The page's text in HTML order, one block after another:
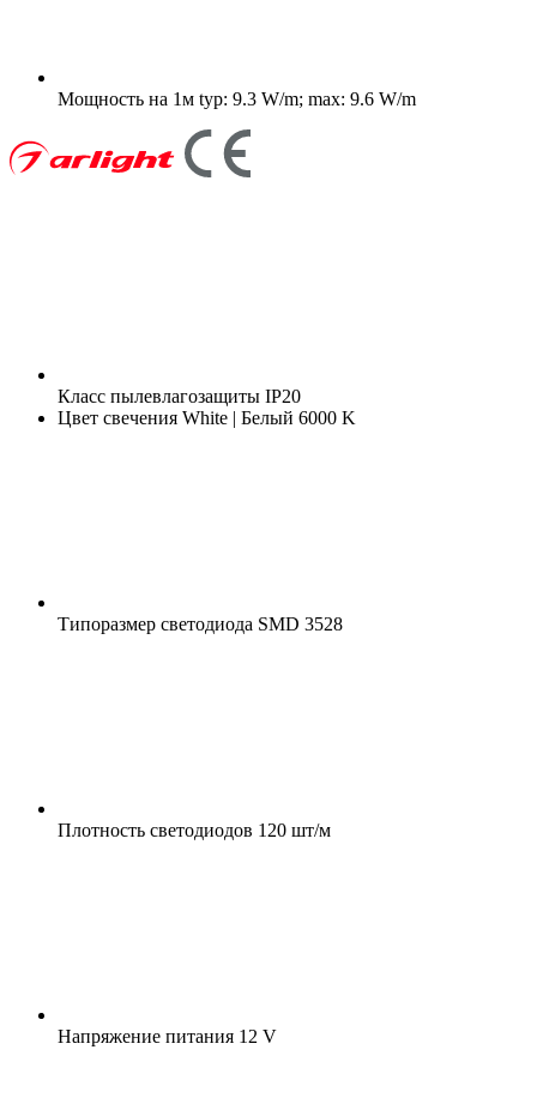
Мощность на 1м typ: 9.3 W/m; max: 9.6 W/m
Класс пылевлагозащиты IP20
Цвет свечения White | Белый 6000 K
Типоразмер светодиода SMD 3528
Плотность светодиодов 120 шт/м
Напряжение питания 12 V